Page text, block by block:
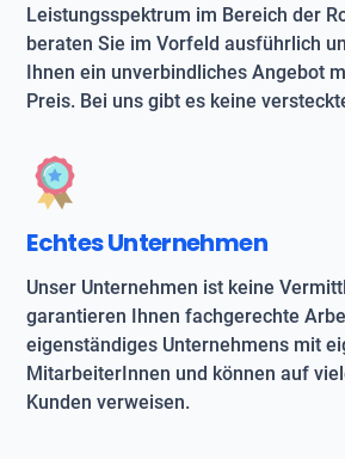
Leistungsspektrum im Bereich der
beraten Sie im Vorfeld ausführlich
Ihnen ein unverbindliches Angebot
Preis. Bei uns gibt es keine
Echtes Unternehmen
Unser Unternehmen ist keine
garantieren Ihnen fachgerechte
eigenständiges Unternehmens mit
MitarbeiterInnen und können auf
Kunden verweisen.